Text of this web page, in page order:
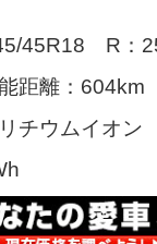
45R18 R：
距離：604km
チウムイオン